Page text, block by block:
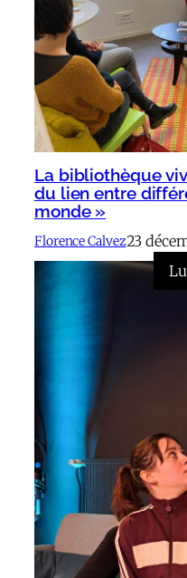
La bibliothèque
du lien entre
monde »
Florence Calvez23